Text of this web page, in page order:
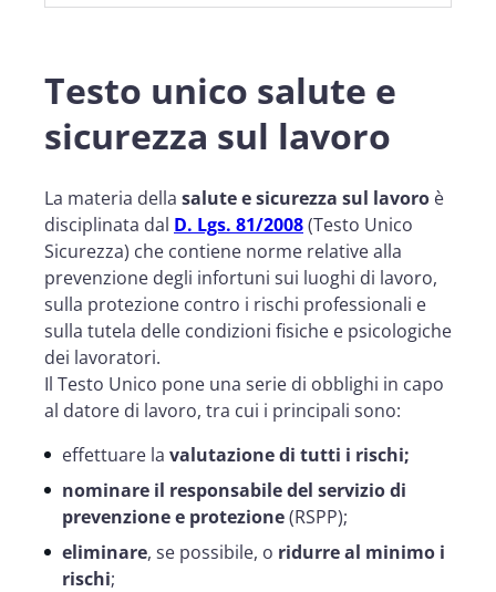
Testo unico salute e
sicurezza sul lavoro
La materia della salute e sicurezza sul lavoro è
disciplinata dal D. Lgs. 81/2008(Testo Unico
Sicurezza) che contiene norme relative alla
prevenzione degli infortuni sui luoghi di lavoro,
sulla protezione contro i rischi professionali e
sulla tutela delle condizioni fisiche e psicologiche
dei lavoratori.
Il Testo Unico pone una serie di obblighi in capo
al datore di lavoro, tra cui i principali sono:
effettuare la valutazione di tutti i rischi;
nominare il responsabile del servizio di
prevenzione e protezione(RSPP);
eliminare, se possibile, o ridurre al minimo i
rischi;